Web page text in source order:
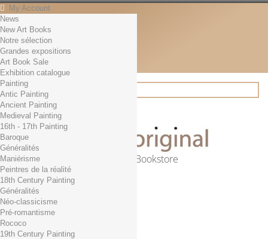
My Account
Contact
English
English
Français
News
Search
Online Art Bookstore
Cart (empty)
No products
Free shipping!
0,00 € Total
Check out
News
New Art Books
Notre sélection
Grandes expositions
Art Book Sale
Exhibition catalogue
Painting
Antic Painting
Ancient Painting
Medieval Painting
16th - 17th Painting
Baroque
Généralités
Maniérisme
Peintres de la réalité
18th Century Painting
Généralités
Néo-classicisme
Pré-romantisme
Rococo
19th Century Painting